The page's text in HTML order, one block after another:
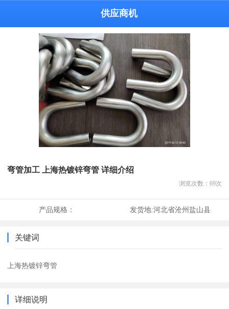
供应商机
弯管加工 上海热镀锌弯管 详细介绍
浏览次数： 69次
产品规格： 发货地:河北省沧州盐山县
关键词
上海热镀锌弯管
详细说明